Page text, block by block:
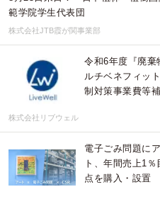
範学院学生代表団
株式会社JTB霞が関事業部
令和6年度『廃棄
ルチベネフィッ
制対策事業費等
株式会社リブウェル
電子ごみ問題に
ト、年間売上1
点を購入・設置